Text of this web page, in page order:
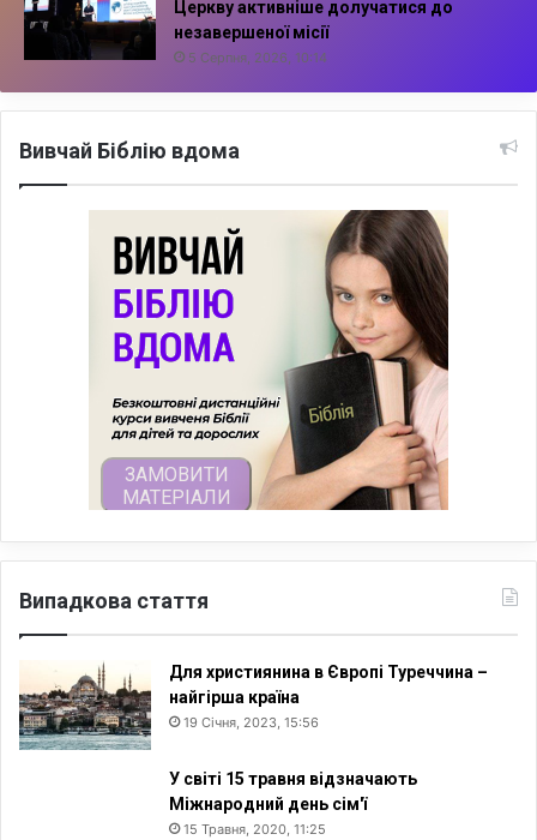
Церкву активніше долучатися до
незавершеної місії
5 Серпня, 2026, 10:14
Вивчай Біблію вдома
Випадкова стаття
Для християнина в Європі Туреччина –
найгірша країна
19 Січня, 2023, 15:56
У світі 15 травня відзначають
Міжнародний день сім'ї
15 Травня, 2020, 11:25